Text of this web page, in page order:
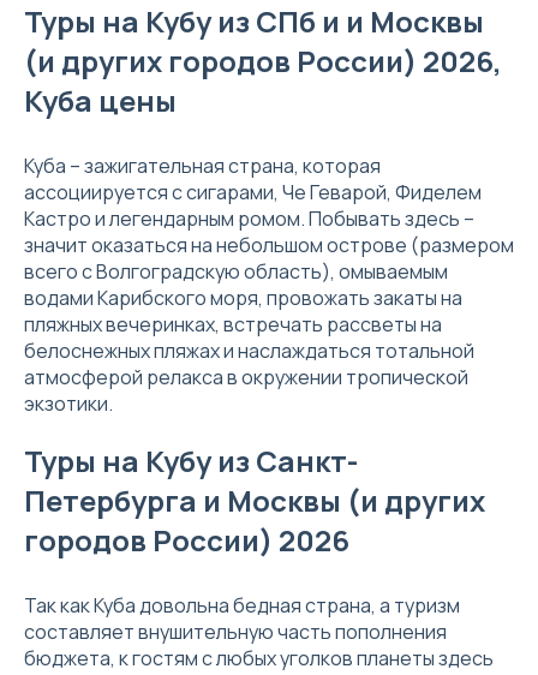
Туры на Кубу из СПб и и Москвы
(и других городов России) 2026,
Куба цены
Куба – зажигательная страна, которая
ассоциируется с сигарами, Че Геварой, Фиделем
Кастро и легендарным ромом. Побывать здесь –
значит оказаться на небольшом острове (размером
всего с Волгоградскую область), омываемым
водами Карибского моря, провожать закаты на
пляжных вечеринках, встречать рассветы на
белоснежных пляжах и наслаждаться тотальной
атмосферой релакса в окружении тропической
экзотики.
Туры на Кубу из Санкт-
Петербурга и Москвы (и других
городов России) 2026
Так как Куба довольна бедная страна, а туризм
составляет внушительную часть пополнения
бюджета, к гостям с любых уголков планеты здесь